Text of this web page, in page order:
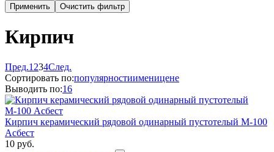
Кирпич
Пред.1 234След.
Сортировать по:популярностиименицене
Выводить по:16
Кирпич керамический рядовой одинарный пустотелый М-100
Асбест
10 руб.